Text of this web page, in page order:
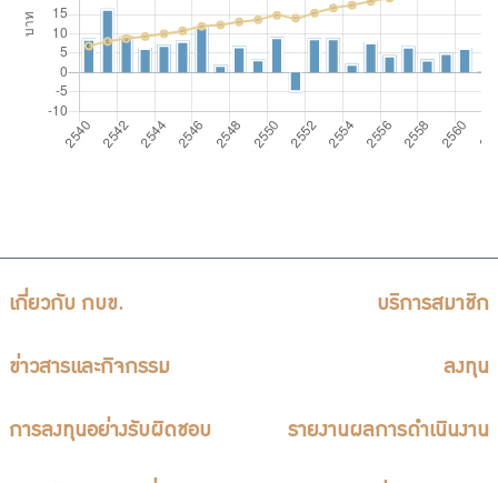
เกี่ยวกับ กบข. บริการสมาชิก
ข่าวสารและกิจกรรม ลงทุน
การลงทุนอย่างรับผิดชอบ รายงานผลการดำเนินงาน